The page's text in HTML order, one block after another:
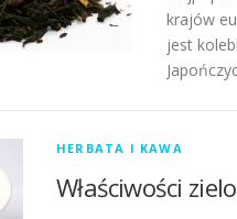
krajów
jest
HERBATA I KAWA
Właściwości